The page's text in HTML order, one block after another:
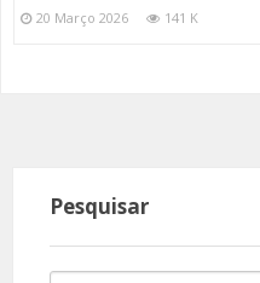
20 Março 2026 141 K
Pesquisar